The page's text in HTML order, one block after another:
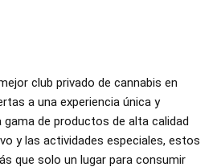
club privado de cannabis en
a una experiencia única y
gama de productos de alta calidad
y las actividades especiales, estos
que solo un lugar para consumir